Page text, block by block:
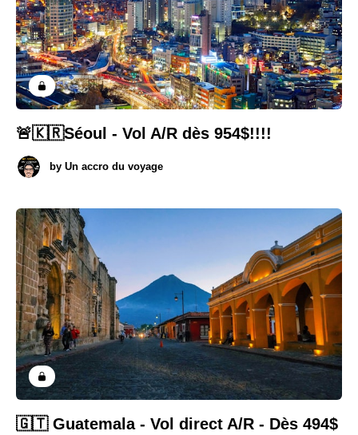
🚨🇰🇷Séoul - Vol A/R dès 954$!!!!
by Un accro du voyage
🇬🇹 Guatemala - Vol direct A/R - Dès 494$